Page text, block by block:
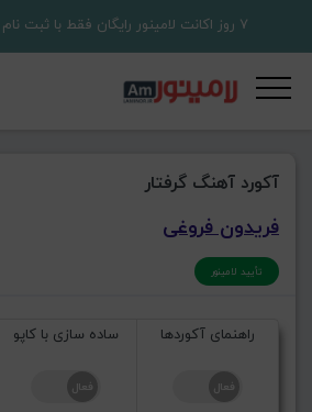
7 روز اکانت لامینور رایگان فقط با ثبت نام در سایت
آکورد آهنگ گرفتار
فریدون فروغی
تأیید لامینور
راهنمای آکوردها ساده سازی با کاپو